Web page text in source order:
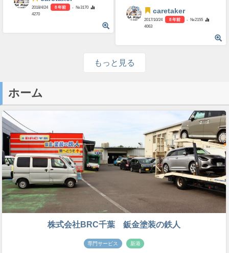
2018/4/24 8 年前
- №3170
4270
caretaker
2017/10/24 8 年前
- №2155
4063
もっと見る
ホーム
株式会社BRC千葉 鈑金塗装の鉄人
専門サービス 新港